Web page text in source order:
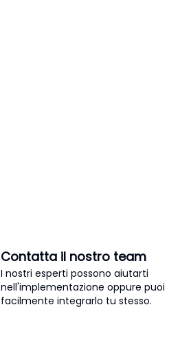
Contatta il nostro team
I nostri esperti possono aiutarti
nell'implementazione oppure puoi
facilmente integrarlo tu stesso.